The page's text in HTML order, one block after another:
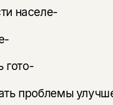
населе-
гото-
проблемы